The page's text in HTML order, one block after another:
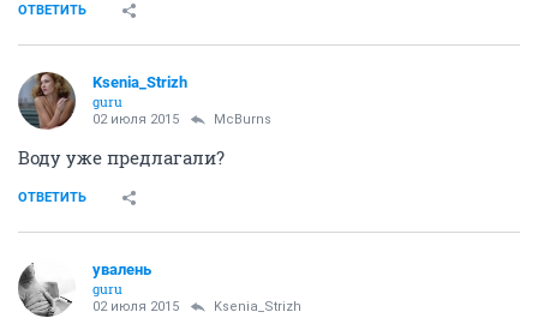
ОТВЕТИТЬ
Ksenia_Strizh
guru
02 июля 2015 McBurns
Воду уже предлагали?
ОТВЕТИТЬ
увалень
guru
02 июля 2015 Ksenia_Strizh